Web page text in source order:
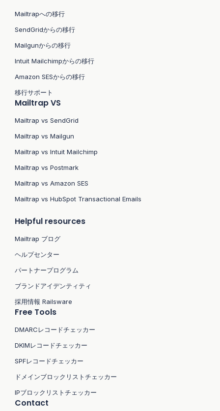
Mailtrapへの移行
SendGridからの移行
Mailgunからの移行
Intuit Mailchimpからの移行
Amazon SESからの移行
移行サポート
Mailtrap VS
Mailtrap vs SendGrid
Mailtrap vs Mailgun
Mailtrap vs Intuit Mailchimp
Mailtrap vs Postmark
Mailtrap vs Amazon SES
Mailtrap vs HubSpot Transactional Emails
Helpful resources
Mailtrap ブログ
ヘルプセンター
パートナープログラム
ブランドアイデンティティ
採用情報 Railsware
Free Tools
DMARCレコードチェッカー
DKIMレコードチェッカー
SPFレコードチェッカー
ドメインブロックリストチェッカー
IPブロックリストチェッカー
Contact